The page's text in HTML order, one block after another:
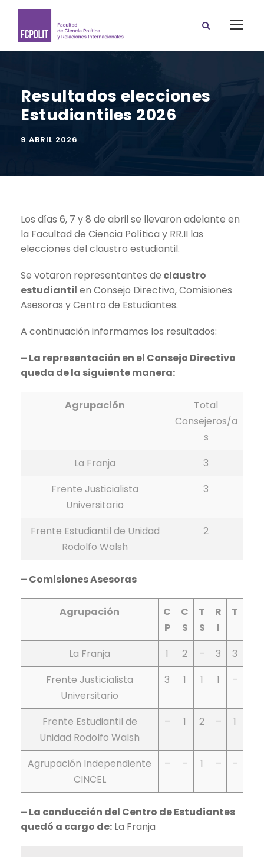
Resultados elecciones
Estudiantiles 2026
9 ABRIL 2026
Los días 6, 7 y 8 de abril se llevaron adelante en
la Facultad de Ciencia Política y RR.II las
elecciones del claustro estudiantil.
Se votaron representantes de claustro
estudiantil en Consejo Directivo, Comisiones
Asesoras y Centro de Estudiantes.
A continuación informamos los resultados:
– La representación en el Consejo Directivo
queda de la siguiente manera:
Agrupación
Total
Consejeros/a
s
La Franja
3
Frente Justicialista
Universitario
3
Frente Estudiantil de Unidad
Rodolfo Walsh
2
– Comisiones Asesoras
Agrupación
C
P
C
S
T
S
R
I
T
La Franja 1 2 – 3
3
Frente Justicialista
Universitario
3 1 1 1 –
Frente Estudiantil de
Unidad Rodolfo Walsh
– 1 2 – 1
Agrupación Independiente
CINCEL
– – 1 – –
– La conducción del Centro de Estudiantes
quedó a cargo de: La Franja